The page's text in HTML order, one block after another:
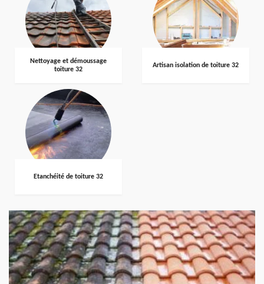
Nettoyage et démoussage
toiture 32
Artisan isolation de toiture 32
Etanchéité de toiture 32